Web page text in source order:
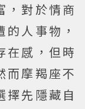
，對於情商
人事物，
在感，但時
而摩羯座不
擇先隱藏自